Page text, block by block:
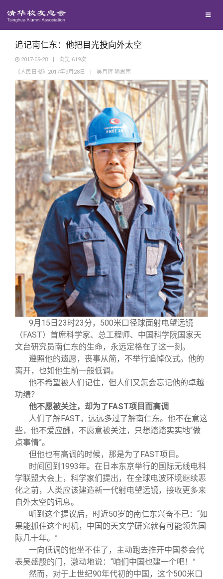
西南联大校友会
义工计划
新媒体平台
青春风采
校友文苑
校友讲坛
校友视界
校友服务
终身学习
信息化服务
三创大赛
实用信息
校友总会
总会简介
会长致辞
总会章程
理事会名单
制度法规
联系我们
关闭
追记南仁东：他把目光投向外太空
2017-09-28 | 浏览 619次
《人民日报》2017年9月28日
| 吴月辉 喻思南
9月15日23时23分，500米口径球面射电望远镜
（FAST）首席科学家、总工程师、中国科学院国家天
文台研究员南仁东的生命，永远定格在了这一刻。
遵照他的遗愿，丧事从简，不举行追悼仪式。他的
离开，也如他生前一般低调。
他不希望被人们记住，但人们又怎会忘记他的卓越
功绩？
他不愿被关注，却为了FAST项目而高调
人们了解FAST，远远多过了解南仁东。他不在意这
些，他不爱应酬，不愿意被关注，只想踏踏实实地“做
点事情”。
但他也有高调的时候，那是为了FAST项目。
时间回到1993年。在日本东京举行的国际无线电科
学联盟大会上，科学家们提出，在全球电波环境继续恶
化之前，人类应该建造新一代射电望远镜，接收更多来
自外太空的讯息。
听到这个提议后，时近50岁的南仁东兴奋不已：“如
果能抓住这个时机，中国的天文学研究就有可能领先国
际几十年。”
一向低调的他坐不住了，主动跑去推开中国参会代
表吴盛殷的门，激动地说：“咱们中国也建一个吧！”
然而，对于上世纪90年代初的中国，这个500米口